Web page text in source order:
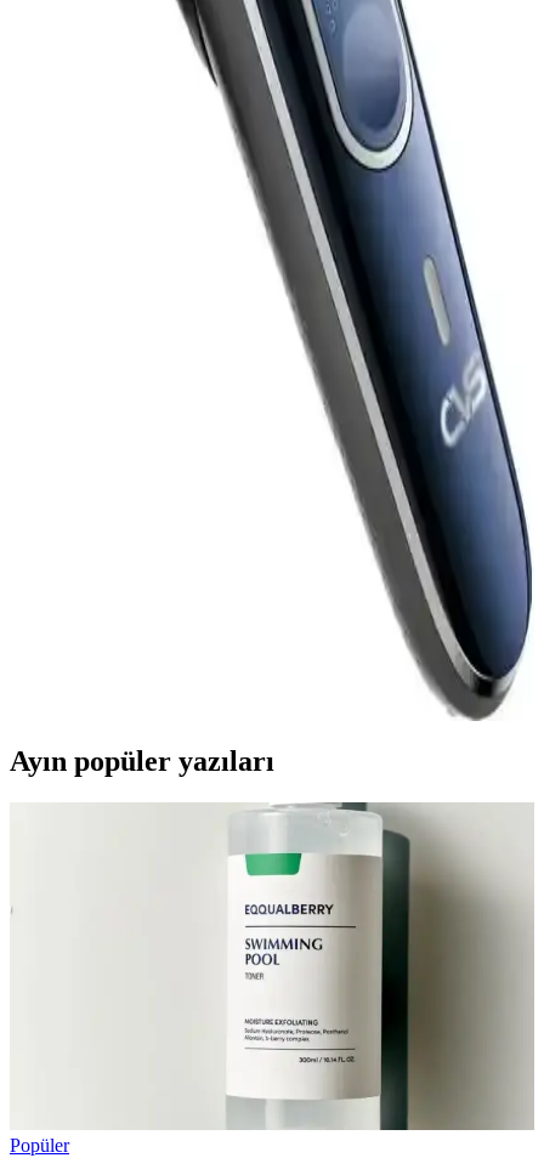
Xiaomi S301 Elektrikli Tıraş Makinesi: Dayanıklı,
Çok Yönlü ve Yüksek Performanslı
Xiaomi S301 modeli, seramik bıçakları, suya dayanıklılığı ve akıllı
özellikleriyle öne çıkan yüksek kaliteli bir elektrikli tıraş makinesidir.
Kuru ve ıslak kullanımı, uzun pil ömrü ve kolay bakım imkanlarıyla
günlük bakımınızı kolaylaştırır.
Grundig MS 7640 Tıraş Makinesi İncelemesi: Çok
Yönlü, Kablosuz ve Su Geçirmez Özellikler
Grundig MS 7640, kablosuz kullanımı, suya dayanıklılığı ve çok
fonksiyonlu başlıklarıyla günlük bakımda tercih edilen şık ve
Enchen BlackStone 3D Elektrikli Tıraş Makinesi:
Yüksek Teknoloji ve Pratik Kullanım Özellikleri
Enchen BlackStone 3D Elektrikli Tıraş Makinesi, üstün performans,
şık tasarım ve pratik kullanım özellikleriyle günlük bakımda yeni
CVS DN 7493 Sakal Kesme Makinesi İncelemesi:
Özellikler, Performans ve Kullanıcı Yorumları
CVS DN 7493 sakal kesme makinesi, kablosuz kullanımı, uzun pil
ömrü ve çok yönlü aparatlarıyla öne çıkar. Günlük bakım için ideal,
performans ve kullanıcı memnuniyetine odaklanan pratik bir
Ayın popüler yazıları
Popüler